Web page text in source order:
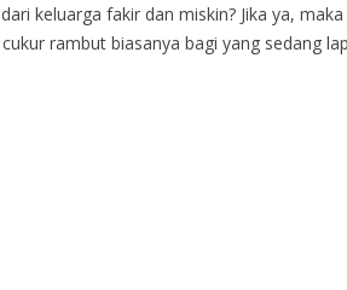
keluarga fakir dan miskin? Jika ya,
rambut biasanya bagi yang sedang